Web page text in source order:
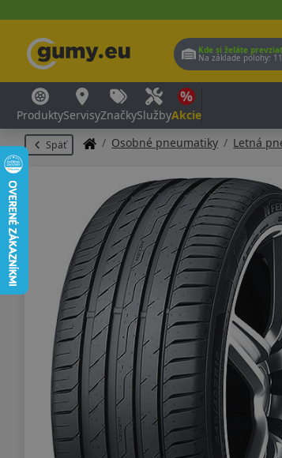
Kde si želáte
Na základe polohy:
ProduktyServisyZnačkySlužbyAkcie
Späť Osobné pneumatiky Letná